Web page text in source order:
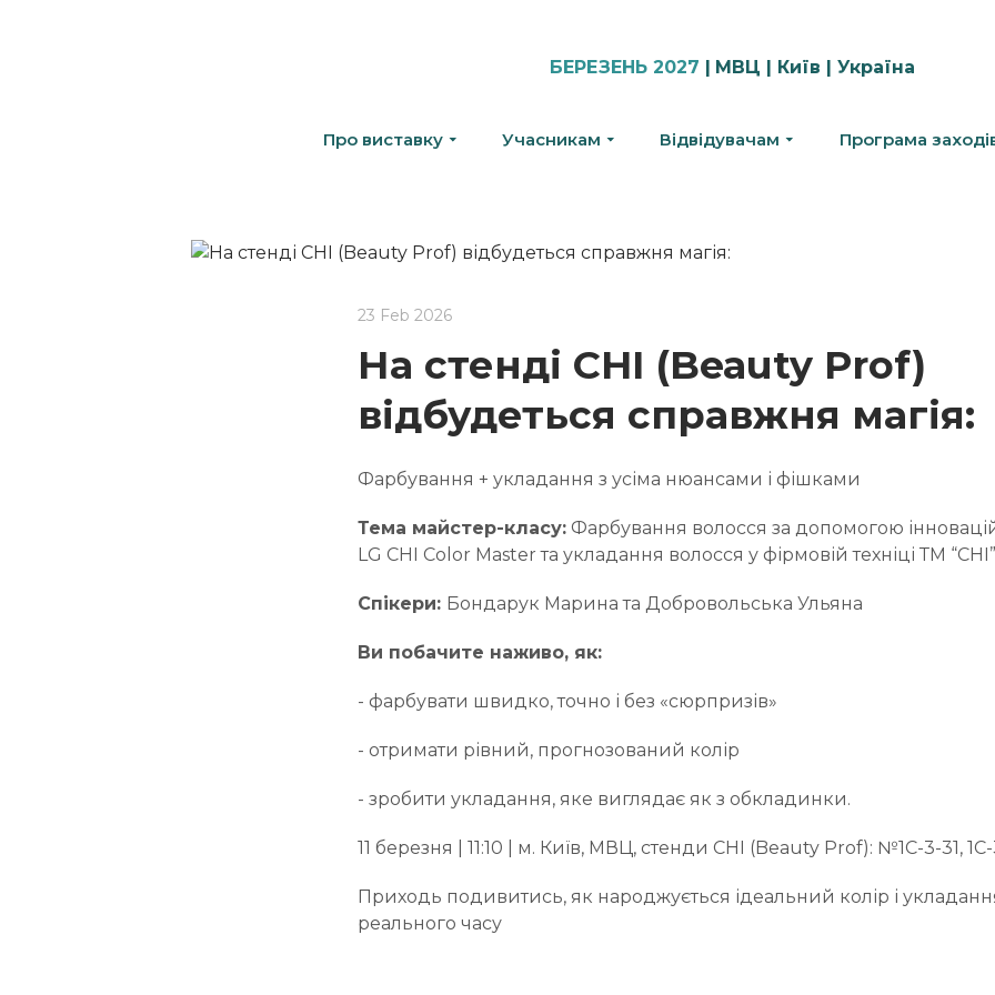
БЕРЕЗЕНЬ 2027 | МВЦ | Київ | Україна
Про виставку Учасникам Відвідувачам Програма
23 Feb 2026
На стенді CHI (Beauty Prof)
відбудеться справжня магія:
Фарбування + укладання з усіма нюансами і фішками
Тема майстер-класу: Фарбування волосся за допомогою
LG CHI Color Master та укладання волосся у фірмовій техніці ТМ
Спікери: Бондарук Марина та Добровольська Ульяна
Ви побачите наживо, як:
- фарбувати швидко, точно і без «сюрпризів»
- отримати рівний, прогнозований колір
- зробити укладання, яке виглядає як з обкладинки.
11 березня | 11:10 | м. Київ, МВЦ, стенди CHI (Beauty Prof): №1С-3-31,
Приходь подивитись, як народжується ідеальний колір і
реального часу